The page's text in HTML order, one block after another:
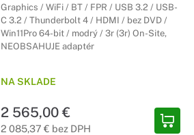
Graphics / WiFi / BT / FPR / USB 3.2 / USB-
C 3.2 / Thunderbolt 4 / HDMI / bez DVD /
Win11Pro 64-bit / modrý / 3r (3r) On-Site,
NEOBSAHUJE adaptér
NA SKLADE
2 565,00 €
2 085,37 € bez DPH